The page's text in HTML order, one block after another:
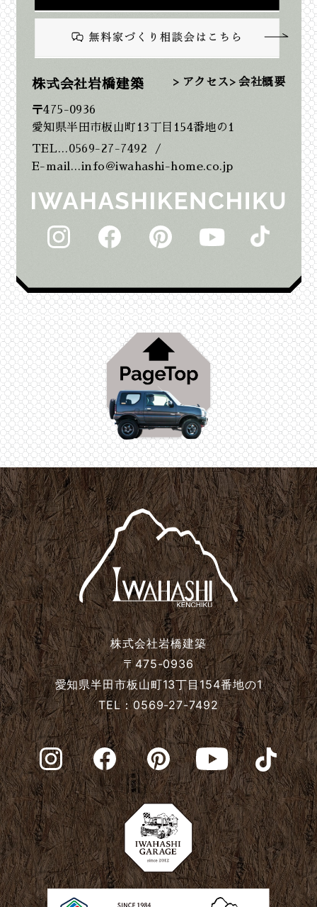
2025年10月
2025年9月
2025年8月
2025年7月
2025年6月
2025年5月
2025年2月
2025年1月
2024年12月
2024年11月
2024年10月
2024年9月
2024年8月
2024年7月
2024年6月
2024年5月
2024年4月
2024年3月
2024年2月
2024年1月
2023年12月
株式会社岩橋建築
〒475-0936
愛知県半田市板山町13丁目154番地の1
TEL…0569-27-7492 /
E-mail…info@iwahashi-home.co.jp
> アクセス> 会社概要
株式会社岩橋建築
〒475-0936
愛知県半田市板山町13丁目154番地の1
TEL：0569-27-7492